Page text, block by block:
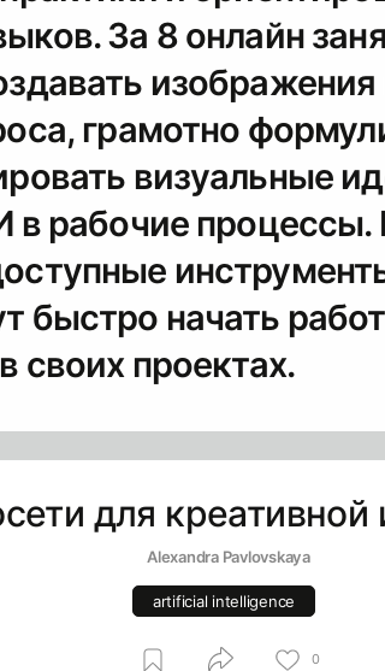
За 8 онлайн
изображения
грамотно
визуальные
в рабочие процессы.
быстро начать
своих проектах.
для креативной
Alexandra Pavlovskaya
artificial intelligence
0